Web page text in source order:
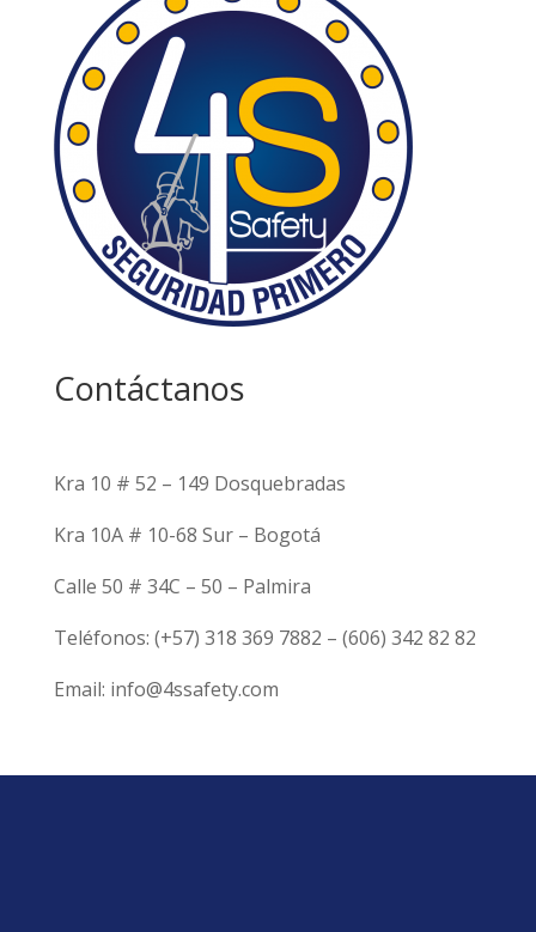
Contáctanos
Kra 10 # 52 – 149 Dosquebradas
Kra 10A # 10-68 Sur – Bogotá
Calle 50 # 34C – 50 – Palmira
Teléfonos: (+57) 318 369 7882 – (606) 342 82 82
Email: info@4ssafety.com